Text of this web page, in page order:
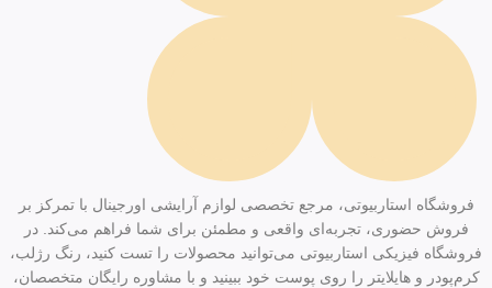
فروشگاه استاربیوتی، مرجع تخصصی لوازم آرایشی اورجینال با تمرکز بر
فروش حضوری، تجربه‌ای واقعی و مطمئن برای شما فراهم می‌کند. در
فروشگاه فیزیکی استاربیوتی می‌توانید محصولات را تست کنید، رنگ رژلب،
کرم‌پودر و هایلایتر را روی پوست خود ببینید و با مشاوره رایگان متخصصان،